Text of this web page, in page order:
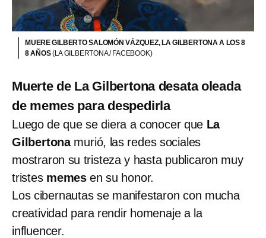
MUERE GILBERTO SALOMÓN VÁZQUEZ, LA GILBERTONA A LOS 8
8 AÑOS(LA GILBERTONA / FACEBOOK)
Muerte de La Gilbertona desata oleada
de memes para despedirla
Luego de que se diera a conocer que La
Gilbertonamurió, las redes sociales
mostraron su tristeza y hasta publicaron muy
tristes memesen su honor.
Los cibernautas se manifestaron con mucha
creatividad para rendir homenaje a la
influencer.